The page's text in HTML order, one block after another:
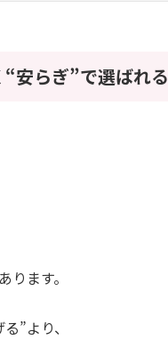
安らぎ”で選ばれる
ります。
”より、